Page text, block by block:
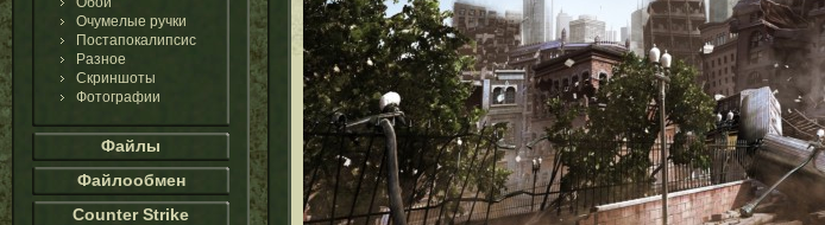
Очумелые ручки
Постапокалипсис
Разное
Скриншоты
Фотографии
Файлы
Файлообмен
Counter Strike